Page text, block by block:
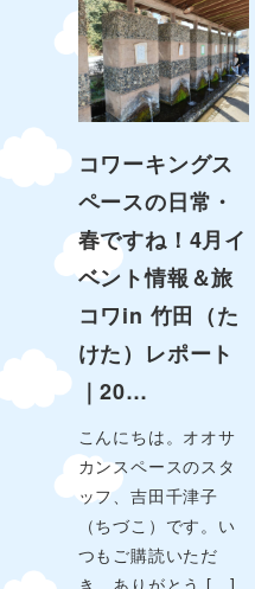
コワーキングス
ペースの日常・
春ですね！4月イ
ベント情報＆旅
コワin 竹田（た
けた）レポート
｜20…
こんにちは。オオサ
カンスペースのスタ
ッフ、吉田千津子
（ちづこ）です。い
つもご購読いただ
き、ありがとう […]